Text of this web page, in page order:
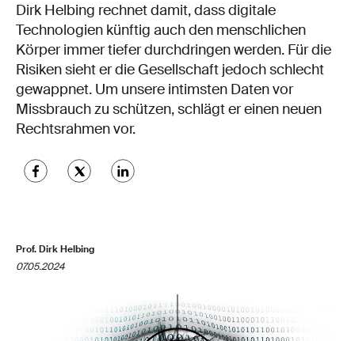
Dirk Helbing rechnet damit, dass digitale
Technologien künftig auch den menschlichen
Körper immer tiefer durchdringen werden. Für die
Risiken sieht er die Gesellschaft jedoch schlecht
gewappnet. Um unsere intimsten Daten vor
Missbrauch zu schützen, schlägt er einen neuen
Rechtsrahmen vor.
Prof. Dirk Helbing
07.05.2024